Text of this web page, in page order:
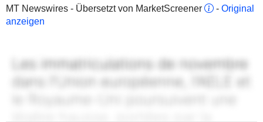
MT Newswires - Übersetzt von MarketScreener
- Original
anzeigen